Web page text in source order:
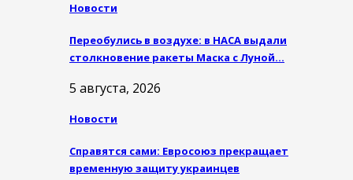
Новости
Переобулись в воздухе: в НАСА выдали
столкновение ракеты Маска с Луной…
5 августа, 2026
Новости
Справятся сами: Евросоюз прекращает
временную защиту украинцев